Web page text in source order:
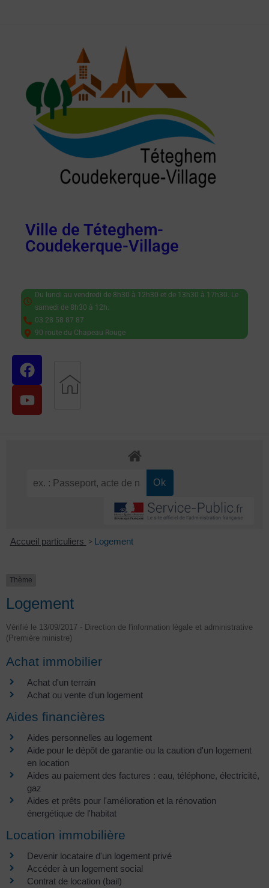
Ville de Téteghem-
Coudekerque-Village
Du lundi au vendredi de 8h30 à 12h30 et de 13h30 à 17h30. Le
samedi de 8h30 à 12h.
03 28 58 87 87
90 route du Chapeau Rouge
Accueil particuliers > Logement
Thème
Logement
Vérifié le 13/09/2017 - Direction de l'information légale et administrative
(Première ministre)
Achat immobilier
Achat d'un terrain
Achat ou vente d'un logement
Aides financières
Aides personnelles au logement
Aide pour le dépôt de garantie ou la caution d'un logement
en location
Aides au paiement des factures : eau, téléphone, électricité,
gaz
Aides et prêts pour l'amélioration et la rénovation
énergétique de l'habitat
Location immobilière
Devenir locataire d'un logement privé
Accéder à un logement social
Contrat de location (bail)